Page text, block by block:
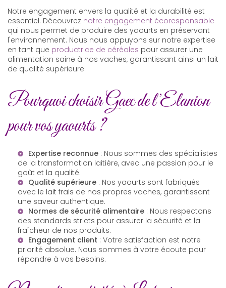
Notre engagement envers la qualité et la durabilité est
essentiel. Découvrez notre engagement écoresponsable
qui nous permet de produire des yaourts en préservant
l'environnement. Nous nous appuyons sur notre expertise
en tant que productrice de céréales pour assurer une
alimentation saine à nos vaches, garantissant ainsi un lait
de qualité supérieure.
Pourquoi choisir Gaec de l’Elanion
pour vos yaourts ?
Expertise reconnue : Nous sommes des spécialistes
de la transformation laitière, avec une passion pour le
goût et la qualité.
Qualité supérieure : Nos yaourts sont fabriqués
avec le lait frais de nos propres vaches, garantissant
une saveur authentique.
Normes de sécurité alimentaire : Nous respectons
des standards stricts pour assurer la sécurité et la
fraîcheur de nos produits.
Engagement client : Votre satisfaction est notre
priorité absolue. Nous sommes à votre écoute pour
répondre à vos besoins.